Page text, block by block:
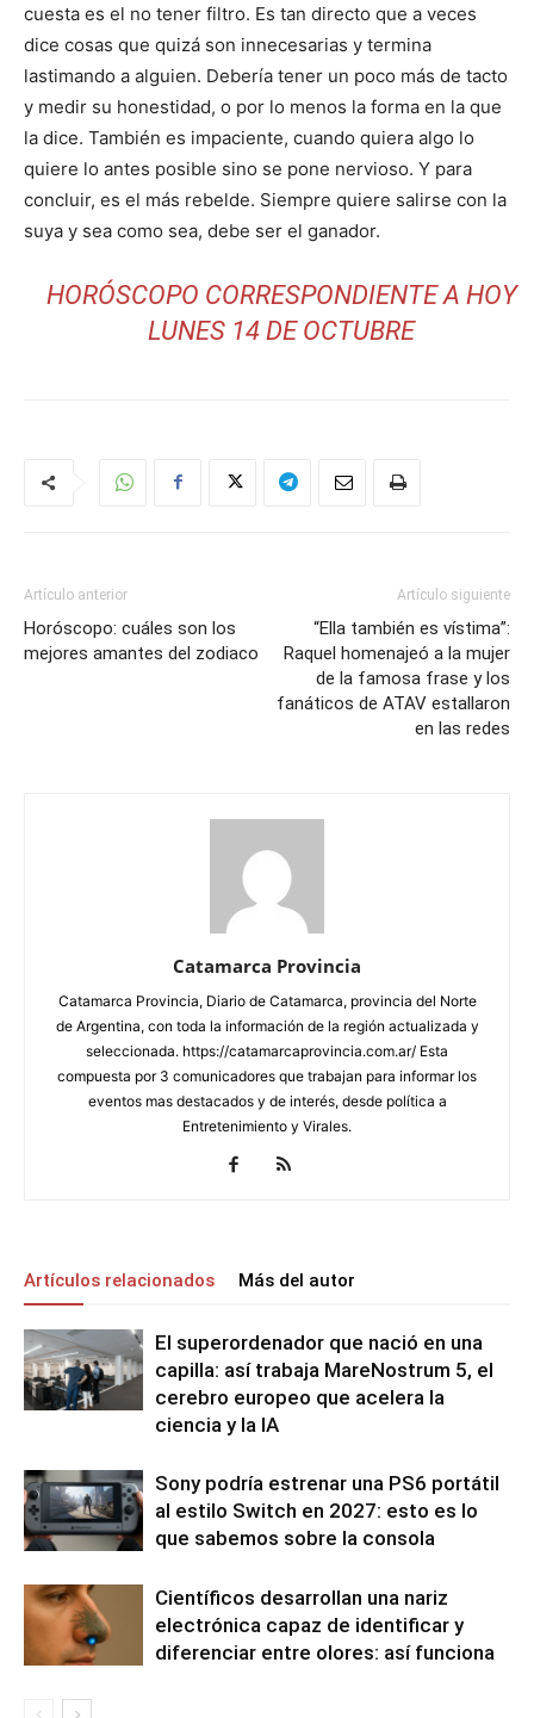
cuesta es el no tener filtro. Es tan directo que a veces
dice cosas que quizá son innecesarias y termina
lastimando a alguien. Debería tener un poco más de tacto
y medir su honestidad, o por lo menos la forma en la que
la dice. También es impaciente, cuando quiera algo lo
quiere lo antes posible sino se pone nervioso. Y para
concluir, es el más rebelde. Siempre quiere salirse con la
suya y sea como sea, debe ser el ganador.
HORÓSCOPO CORRESPONDIENTE A HOY
LUNES 14 DE OCTUBRE
Artículo anterior
Horóscopo: cuáles son los
mejores amantes del zodiaco
Artículo siguiente
“Ella también es vístima”:
Raquel homenajeó a la mujer
de la famosa frase y los
fanáticos de ATAV estallaron
en las redes
Catamarca Provincia
Catamarca Provincia, Diario de Catamarca, provincia del Norte
de Argentina, con toda la información de la región actualizada y
seleccionada. https://catamarcaprovincia.com.ar/ Esta
compuesta por 3 comunicadores que trabajan para informar los
eventos mas destacados y de interés, desde política a
Entretenimiento y Virales.
Artículos relacionados Más del autor
El superordenador que nació en una
capilla: así trabaja MareNostrum 5, el
cerebro europeo que acelera la
ciencia y la IA
Sony podría estrenar una PS6 portátil
al estilo Switch en 2027: esto es lo
que sabemos sobre la consola
Científicos desarrollan una nariz
electrónica capaz de identificar y
diferenciar entre olores: así funciona